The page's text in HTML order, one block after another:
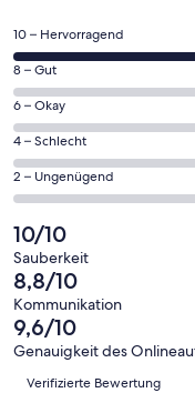
einem
neuen
Fenster
geöffnet
5
von
insgesamt
5
Gästebewertungen
haben
eine
Bewertung
von
10
-
Hervorragend
10 – Hervorragend
0
von
insgesamt
5
Gästebewertungen
haben
Bewertung
von
8
-
Gut
8 – Gut
0
von
insgesamt
5
Gästebewertungen
haben
eine
Bewertung
von
6
-
Okay
6 – Okay
0
von
insgesamt
Gästebewertungen
haben
eine
Bewertung
von
4
4 – Schlecht
0
von
insgesamt
5
Gästebewertungen
haben
eine
Bewertung
2 – Ungenügend
10/10
Sauberkeit
8,8/10
Kommunikation
9,6/10
Genauigkeit des
Bewertungen
Verifizierte Bewertung